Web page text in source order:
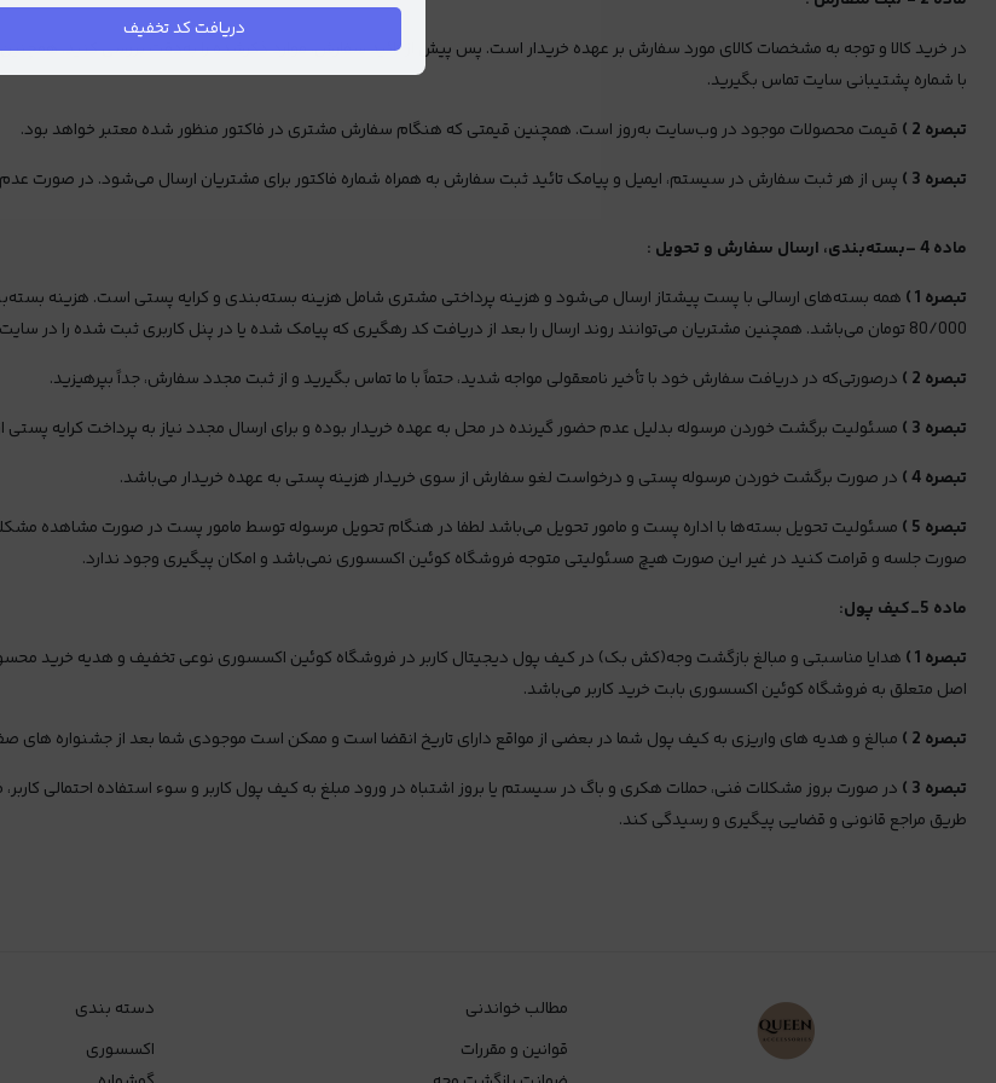
در خرید کالا و توجه به مشخصات کالای مورد سفارش بر عهده خریدار است. پس پیش از تائید سفارش، موارد ذکرشده را به‌دقت بررسی کنید.
با شماره پشتیبانی سایت تماس بگیرید.
تبصره 2 )
قیمت‌ محصولات موجود در وب‌سایت به‌روز است. همچنین قیمتی که هنگام سفارش مشتری در ‌­فاکتور منظور شده معتبر خواهد بود.
تبصره 3 )
پس از هر ثبت سفارش در سیستم، ایمیل و پیامک تائید ثبت سفارش به همراه شماره فاکتور برای مشتریان ارسال می‌شود. در صورت
ماده 4 –بسته‌بندی، ارسال سفارش و تحویل :
تبصره 1 )
80/000 تومان می‌باشد. همچنین مشتریان می‌توانند روند ارسال را بعد از دریافت کد رهگیری که پیامک شده یا در پنل کاربری ثبت شده را در سایت پست جمهوری اسلامی پیگیری کنند.
تبصره 2 )
درصورتی‌که در دریافت سفارش خود با تأخیر نامعقولی مواجه شدید، حتماً با ما تماس بگیرید و از ثبت مجدد سفارش، جداً بپرهیزید.
تبصره 3 )
مسئولیت برگشت خوردن مرسوله بدلیل عدم حضور گیرنده در محل به عهده خریدار بوده و برای ارسال مجدد نیاز به پرداخت کرایه
تبصره 4 )
در صورت برگشت خوردن مرسوله پستی و درخواست لغو سفارش از سوی خریدار هزینه پستی به عهده خریدار می‌باشد.
تبصره 5 )
مسئولیت تحویل بسته‌ها با اداره پست و مامور تحویل می‌باشد لطفا در هنگام تحویل مرسوله توسط مامور پست در صورت مشاهده
صورت جلسه و قرامت کنید در غیر این صورت هیچ مسئولیتی متوجه فروشگاه کوئین اکسسوری نمی‌باشد و امکان پیگیری وجود ندارد.
ماده 5_کیف پول:
تبصره 1 )
هدایا مناسبتی و مبالغ بازگشت وجه(کش بک) در کیف پول دیجیتال کاربر در فروشگاه کوئین اکسسوری نوعی تخفیف و هدیه خرید
اصل متعلق به فروشگاه کوئین اکسسوری بابت خرید کاربر می‌باشد.
تبصره 2 )
مبالغ و هدیه های واریزی به کیف پول شما در بعضی از مواقع دارای تاریخ انقضا است و ممکن است موجودی شما بعد از جشنواره های
تبصره 3 )
در صورت بروز مشکلات فنی، حملات هکری و باگ در سیستم یا بروز اشتباه در ورود مبلغ به کیف پول کاربر و سوء استفاده احتمالی
طریق مراجع قانونی و قضایی پیگیری و رسیدگی کند.
مطالب خواندنی
قوانین و مقررات
دسته بندی
اکسسوری
دریافت کد تخفیف